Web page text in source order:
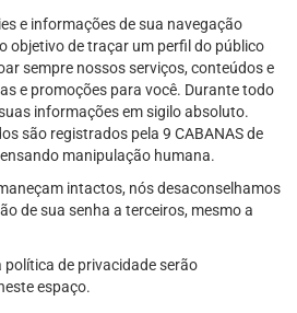
e informações de sua navegação
objetivo de traçar um perfil do público
sempre nossos serviços, conteúdos e
e promoções para você. Durante todo
informações em sigilo absoluto.
são registrados pela 9 CABANAS de
manipulação humana.
intactos, nós desaconselhamos
de sua senha a terceiros, mesmo a
de privacidade serão
espaço.